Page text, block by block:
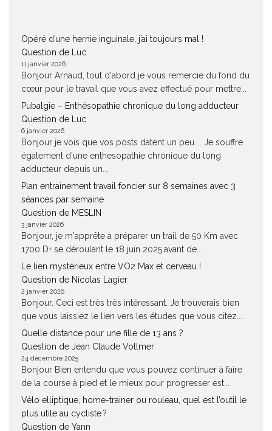
Opéré d’une hernie inguinale, j’ai toujours mal !
Question de Luc
11 janvier 2026
Bonjour Arnaud, tout d'abord je vous remercie du fond du
cœur pour le travail que vous avez effectué pour mettre...
Pubalgie – Enthésopathie chronique du long adducteur
Question de Luc
6 janvier 2026
Bonjour je vois que vos posts datent un peu.... Je souffre
également d'une enthesopathie chronique du long
adducteur depuis un...
Plan entrainement travail foncier sur 8 semaines avec 3
séances par semaine
Question de MESLIN
3 janvier 2026
Bonjour, je m'apprête à préparer un trail de 50 Km avec
1700 D+ se déroulant le 18 juin 2025,avant de...
Le lien mystérieux entre VO2 Max et cerveau !
Question de Nicolas Lagier
2 janvier 2026
Bonjour. Ceci est très très intéressant. Je trouverais bien
que vous laissiez le lien vers les études que vous citez....
Quelle distance pour une fille de 13 ans ?
Question de Jean Claude Vollmer
24 décembre 2025
Bonjour Bien entendu que vous pouvez continuer à faire
de la course à pied et le mieux pour progresser est...
Vélo elliptique, home-trainer ou rouleau, quel est l’outil le
plus utile au cycliste ?
Question de Yann